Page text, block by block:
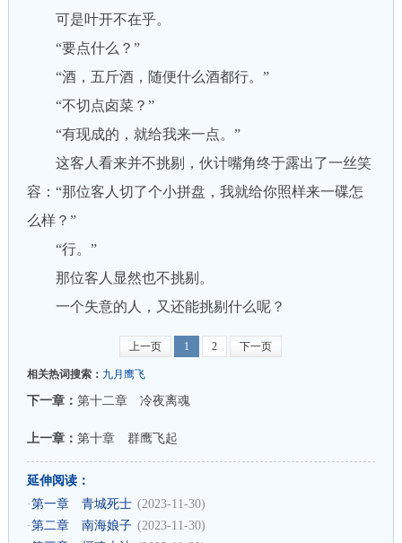
可是叶开不在乎。
“要点什么？”
“酒，五斤酒，随便什么酒都行。”
“不切点卤菜？”
“有现成的，就给我来一点。”
这客人看来并不挑剔，伙计嘴角终于露出了一丝笑
容：“那位客人切了个小拼盘，我就给你照样来一碟怎
么样？”
“行。”
那位客人显然也不挑剔。
一个失意的人，又还能挑剔什么呢？
上一页 1 2 下一页
相关热词搜索： 九月鹰飞
下一章： 第十二章 冷夜离魂
上一章： 第十章 群鹰飞起
延伸阅读：
·第一章 青城死士 (2023-11-30)
·第二章 南海娘子 (2023-11-30)